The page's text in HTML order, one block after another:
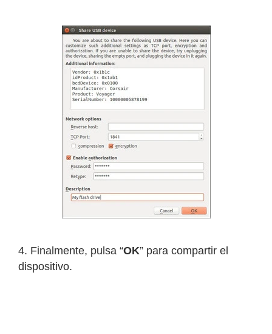
4. Finalmente, pulsa “OK” para compartir el
dispositivo.